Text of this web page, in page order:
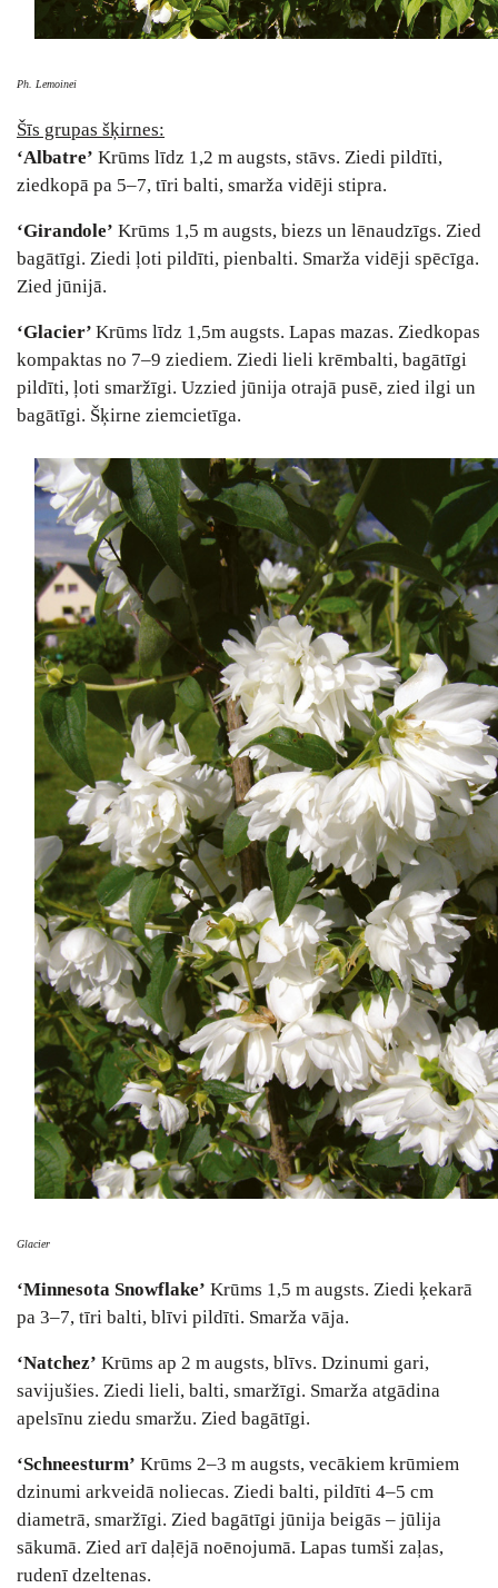
Ph. Lemoinei
Šīs grupas šķirnes:
‘Albatre’ Krūms līdz 1,2 m augsts, stāvs. Ziedi pildīti,
ziedkopā pa 5–7, tīri balti, smarža vidēji stipra.
‘Girandole’ Krūms 1,5 m augsts, biezs un lēnaudzīgs. Zied
bagātīgi. Ziedi ļoti pildīti, pienbalti. Smarža vidēji spēcīga.
Zied jūnijā.
‘Glacier’ Krūms līdz 1,5m augsts. Lapas mazas. Ziedkopas
kompaktas no 7–9 ziediem. Ziedi lieli krēmbalti, bagātīgi
pildīti, ļoti smaržīgi. Uzzied jūnija otrajā pusē, zied ilgi un
bagātīgi. Šķirne ziemcietīga.
Glacier
‘Minnesota Snowflake’ Krūms 1,5 m augsts. Ziedi ķekarā
pa 3–7, tīri balti, blīvi pildīti. Smarža vāja.
‘Natchez’ Krūms ap 2 m augsts, blīvs. Dzinumi gari,
savijušies. Ziedi lieli, balti, smaržīgi. Smarža atgādina
apelsīnu ziedu smaržu. Zied bagātīgi.
‘Schneesturm’ Krūms 2–3 m augsts, vecākiem krūmiem
dzinumi arkveidā noliecas. Ziedi balti, pildīti 4–5 cm
diametrā, smaržīgi. Zied bagātīgi jūnija beigās – jūlija
sākumā. Zied arī daļējā noēnojumā. Lapas tumši zaļas,
rudenī dzeltenas.